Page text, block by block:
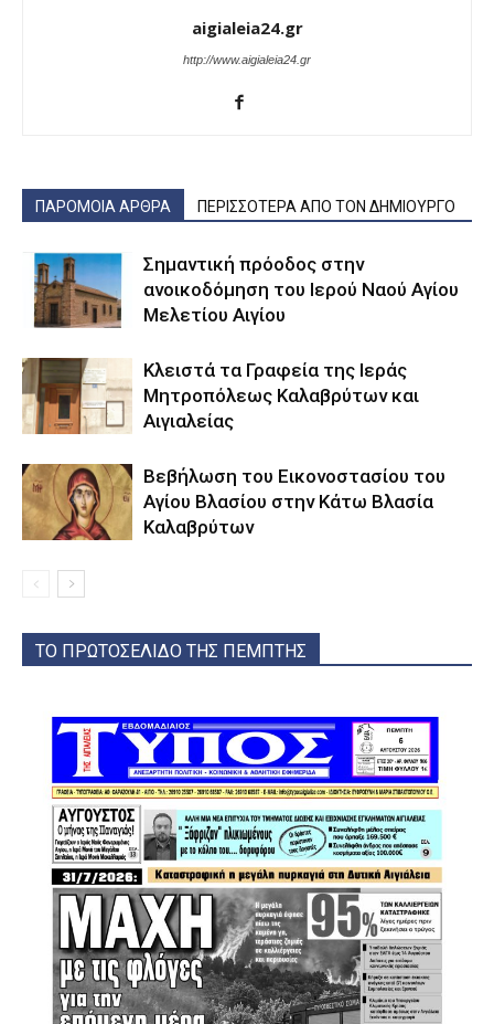
aigialeia24.gr
http://www.aigialeia24.gr
ΠΑΡΟΜΟΙΑ ΑΡΘΡΑ ΠΕΡΙΣΣΟΤΕΡΑ ΑΠΟ ΤΟΝ ΔΗΜΙΟΥΡΓΟ
Σημαντική πρόοδος στην
ανοικοδόμηση του Ιερού Ναού Αγίου
Μελετίου Αιγίου
Κλειστά τα Γραφεία της Ιεράς
Μητροπόλεως Καλαβρύτων και
Αιγιαλείας
Βεβήλωση του Εικονοστασίου του
Αγίου Βλασίου στην Κάτω Βλασία
Καλαβρύτων
ΤΟ ΠΡΩΤΟΣΕΛΙΔΟ ΤΗΣ ΠΕΜΠΤΗΣ